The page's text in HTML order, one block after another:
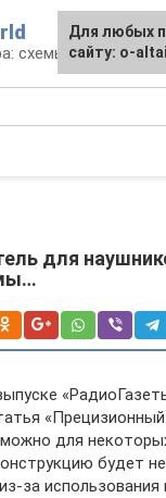
схемы и работа
для
для
будет
за использования
Для любых
сайту: o-